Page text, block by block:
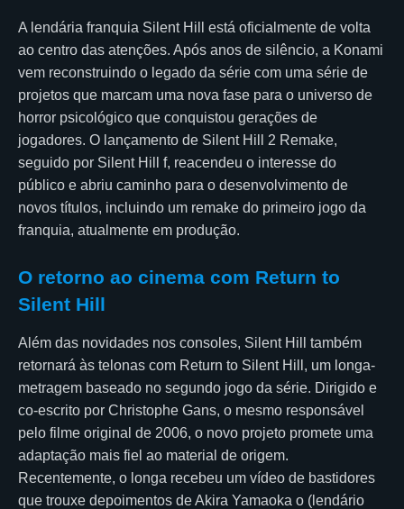
A lendária franquia Silent Hill está oficialmente de volta
ao centro das atenções. Após anos de silêncio, a Konami
vem reconstruindo o legado da série com uma série de
projetos que marcam uma nova fase para o universo de
horror psicológico que conquistou gerações de
jogadores. O lançamento de Silent Hill 2 Remake,
seguido por Silent Hill f, reacendeu o interesse do
público e abriu caminho para o desenvolvimento de
novos títulos, incluindo um remake do primeiro jogo da
franquia, atualmente em produção.
O retorno ao cinema com Return to
Silent Hill
Além das novidades nos consoles, Silent Hill também
retornará às telonas com Return to Silent Hill, um longa-
metragem baseado no segundo jogo da série. Dirigido e
co-escrito por Christophe Gans, o mesmo responsável
pelo filme original de 2006, o novo projeto promete uma
adaptação mais fiel ao material de origem.
Recentemente, o longa recebeu um vídeo de bastidores
que trouxe depoimentos de Akira Yamaoka o (lendário